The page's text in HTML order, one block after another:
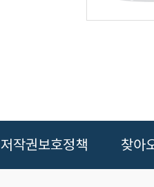
저작권보호정책 찾아